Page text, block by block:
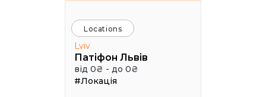
Locations
Lviv
Патіфон Львів
від 0₴ - до 0₴
#Локація